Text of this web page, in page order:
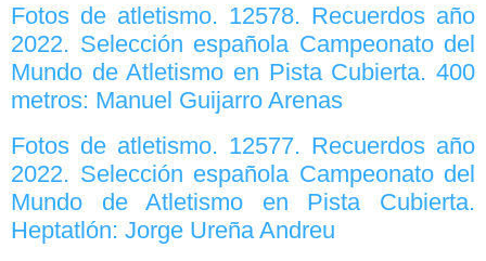
Fotos de atletismo. 12578. Recuerdos año
2022. Selección española Campeonato del
Mundo de Atletismo en Pista Cubierta. 400
metros: Manuel Guijarro Arenas
Fotos de atletismo. 12577. Recuerdos año
2022. Selección española Campeonato del
Mundo de Atletismo en Pista Cubierta.
Heptatlón: Jorge Ureña Andreu